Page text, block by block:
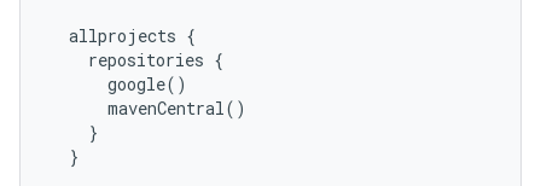
  allprojects {
    repositories {
      google()
      mavenCentral()
    }